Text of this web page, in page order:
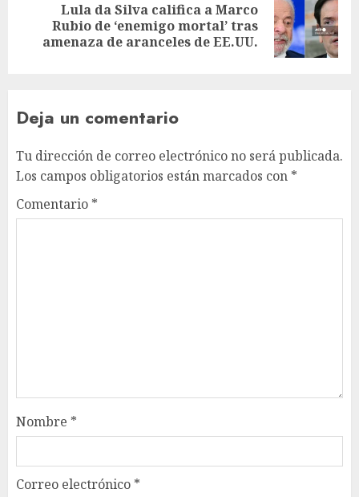
Lula da Silva califica a Marco
Rubio de ‘enemigo mortal’ tras
amenaza de aranceles de EE.UU.
Deja un comentario
Tu dirección de correo electrónico no será publicada.
Los campos obligatorios están marcados con *
Comentario *
Nombre *
Correo electrónico *